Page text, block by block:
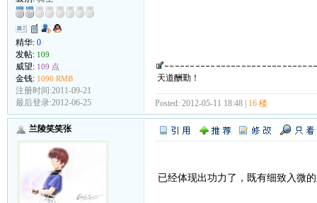
精华: 0
发帖: 109
威望: 109 点
金钱: 1090 RMB
注册时间:2011-09-21
最后登录:2012-06-25
天道酬勤！
Posted: 2012-05-11 18:48 | 16 楼
兰陵笑笑张
已经体现出功力了，既有细致入微